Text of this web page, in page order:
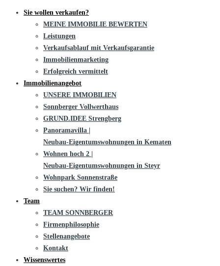
Sie wollen verkaufen?
MEINE IMMOBILIE BEWERTEN
Leistungen
Verkaufsablauf mit Verkaufsgarantie
Immobilienmarketing
Erfolgreich vermittelt
Immobilienangebot
UNSERE IMMOBILIEN
Sonnberger Vollwerthaus
GRUND.IDEE Strengberg
Panoramavilla |
Neubau-Eigentums­­wohnungen in Kematen
Wohnen hoch 2 |
Neubau-Eigentumswohnungen in Steyr
Wohnpark Sonnenstraße
Sie suchen? Wir finden!
Team
TEAM SONNBERGER
Firmenphilosophie
Stellenangebote
Kontakt
Wissenswertes